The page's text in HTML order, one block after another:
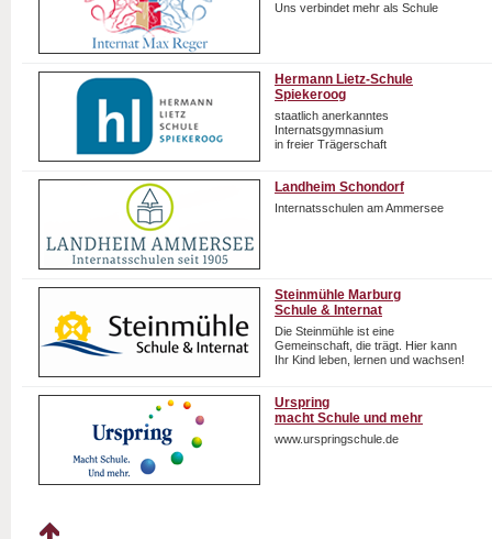
Uns verbindet mehr als Schule
Hermann Lietz-Schule
Spiekeroog
staatlich anerkanntes
Internatsgymnasium
in freier Trägerschaft
Landheim Schondorf
Internatsschulen am Ammersee
Steinmühle Marburg
Schule & Internat
Die Steinmühle ist eine
Gemeinschaft, die trägt. Hier kann
Ihr Kind leben, lernen und wachsen!
Urspring
macht Schule und mehr
www.urspringschule.de